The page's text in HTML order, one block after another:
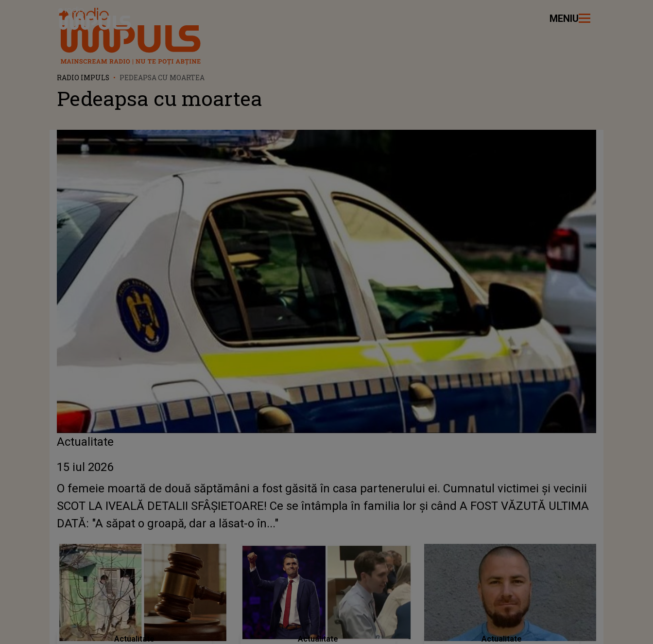
Radio Impuls MENIU
RADIO IMPULS PEDEAPSA CU MOARTEA
Pedeapsa cu moartea
Actualitate
15 iul 2026
O femeie moartă de două săptămâni a fost găsită în casa partenerului ei. Cumnatul victimei și vecinii
SCOT LA IVEALĂ DETALII SFÂȘIETOARE! Ce se întâmpla în familia lor și când A FOST VĂZUTĂ ULTIMA
DATĂ: "A săpat o groapă, dar a lăsat-o în..."
Actualitate Actualitate Actualitate